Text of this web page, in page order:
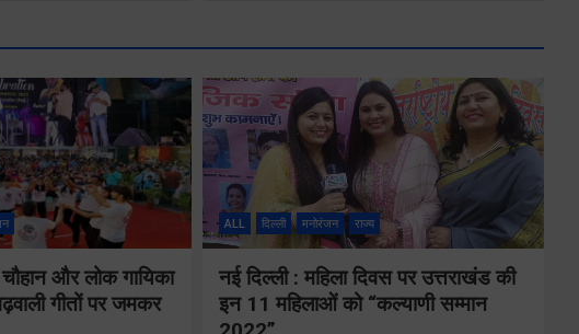
चौहान और लोक गायिका
गीतों पर जमकर
ALL दिल्ली मनोरंजन राज्य
नई दिल्ली : महिला दिवस पर उत्तराखंड की
इन 11 महिलाओं को “कल्याणी सम्मान
तकनीकी शिक्षा
विभाग प्रदेशभर में